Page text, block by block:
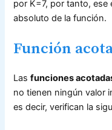
por K=7, por tanto, ese
absoluto de la función.
Función
Lasfunciones
no tienen ningún valor
es decir, verifican la